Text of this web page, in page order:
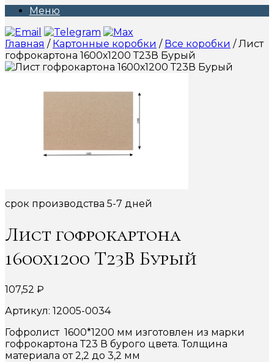
Меню
Главная / Картонные коробки / Все коробки / Лист
гофрокартона 1600х1200 Т23В Бурый
срок производства 5-7 дней
Лист гофрокартона
1600х1200 Т23В Бурый
107,52 ₽
Артикул: 12005-0034
Гофролист 1600*1200 мм изготовлен из марки
гофрокартона Т23 В бурого цвета. Толщина
материала от 2,2 до 3,2 мм